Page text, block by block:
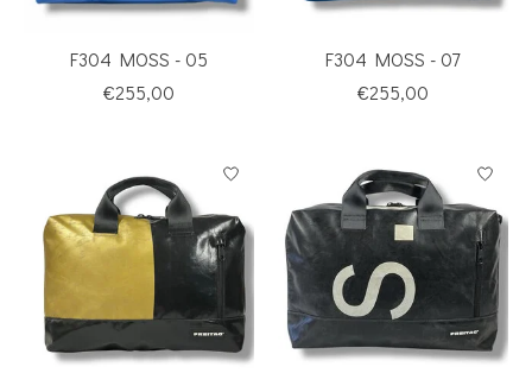
F304 MOSS - 05
€255,00
F304 MOSS - 07
€255,00